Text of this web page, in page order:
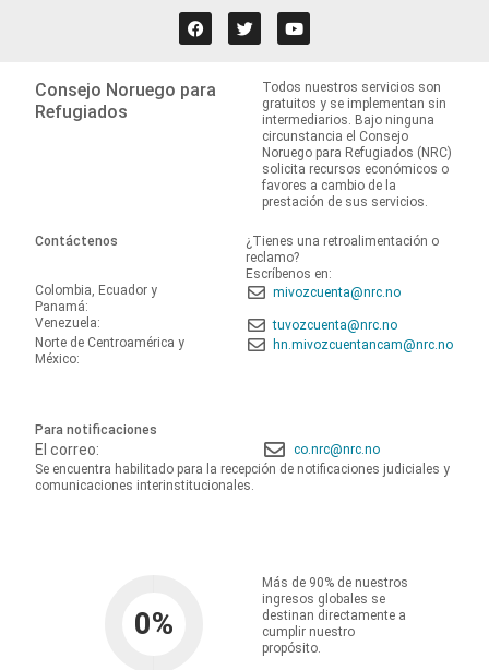
Consejo Noruego para
Refugiados
Todos nuestros servicios son
gratuitos y se implementan sin
intermediarios. Bajo ninguna
circunstancia el Consejo
Noruego para Refugiados (NRC)
solicita recursos económicos o
favores a cambio de la
prestación de sus servicios.
Contáctenos
¿Tienes una retroalimentación o
reclamo?
Escríbenos en:
Colombia, Ecuador y
Panamá:
mivozcuenta@nrc.no
Venezuela:
tuvozcuenta@nrc.no
Norte de Centroamérica y
México:
hn.mivozcuentancam@nrc.no
Para notificaciones
El correo:
co.nrc@nrc.no
Se encuentra habilitado para la recepción de notificaciones judiciales y
comunicaciones interinstitucionales.
0%
Más de 90% de nuestros
ingresos globales se
destinan directamente a
cumplir nuestro
propósito.